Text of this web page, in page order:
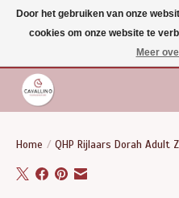
Gratis verzending vanaf €75 binnen BE -
dezelfde dag verzonden | Klantendienst:
Home / QHP Rijlaars Dorah Adult
Door het gebruiken van onze
cookies om onze website te
Meer